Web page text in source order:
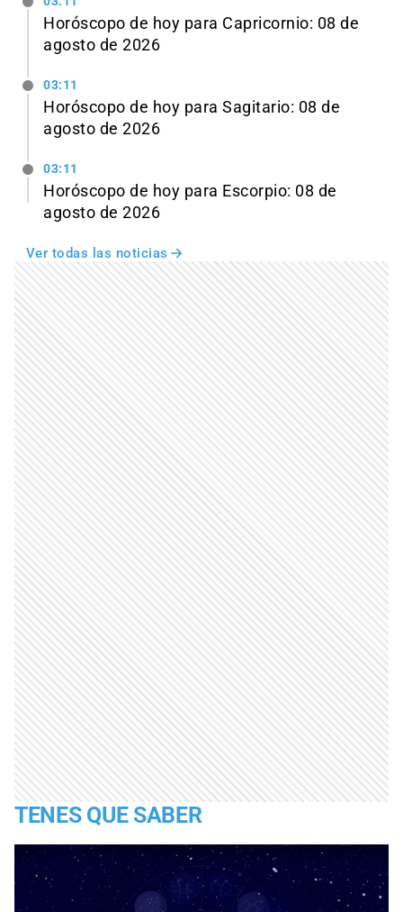
Horóscopo de hoy para Capricornio: 08 de
agosto de 2026
03:11
Horóscopo de hoy para Sagitario: 08 de
agosto de 2026
03:11
Horóscopo de hoy para Escorpio: 08 de
agosto de 2026
Ver todas las noticias
TENES QUE SABER